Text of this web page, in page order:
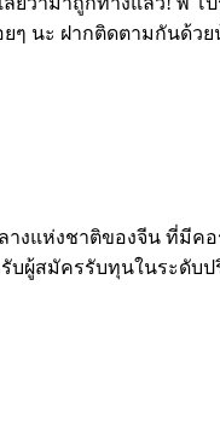
ๆ นะ ฝากติดตามกันด้วย
แห่งชาติของจีน ที่มีคอ
รับผู้สมัครรับทุนในระดั